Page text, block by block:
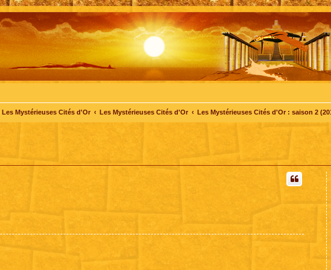
Les Mystérieuses Cités d'Or Les Mystérieuses Cités d'Or Les Mystérieuses Cités d'Or : saison 2